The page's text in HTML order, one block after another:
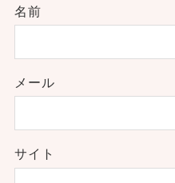
名前
メール
サイト